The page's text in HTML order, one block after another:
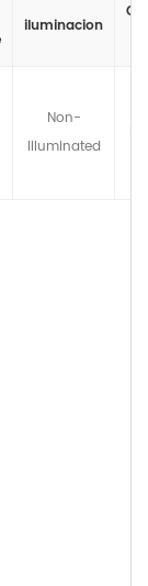
iluminacion
Non-
llluminated